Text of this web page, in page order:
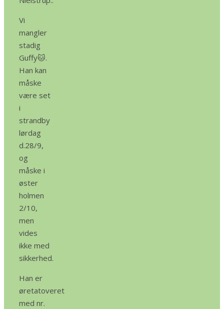
Vi
mangler
stadig
Guffy🐱.
Han kan
måske
være set
i
strandby
lørdag
d.28/9,
og
måske i
øster
holmen
2/10,
men
vides
ikke med
sikkerhed.
Han er
øretatoveret
med nr.